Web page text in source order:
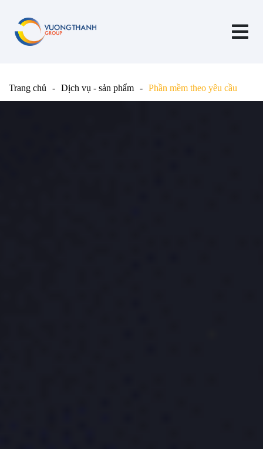
Trang chủ Dịch vụ - sản phẩm Phần mềm theo yêu cầu